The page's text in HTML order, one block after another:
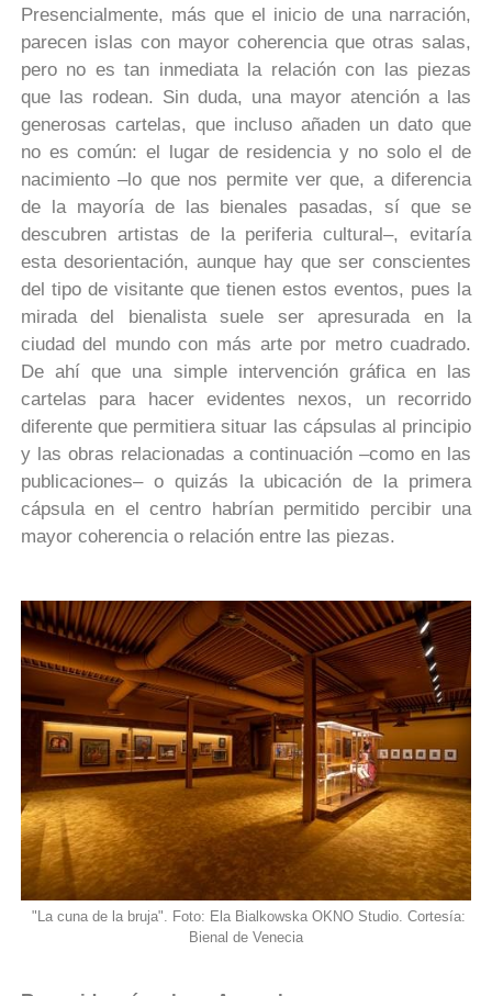
Presencialmente, más que el inicio de una narración,
parecen islas con mayor coherencia que otras salas,
pero no es tan inmediata la relación con las piezas
que las rodean. Sin duda, una mayor atención a las
generosas cartelas, que incluso añaden un dato que
no es común: el lugar de residencia y no solo el de
nacimiento –lo que nos permite ver que, a diferencia
de la mayoría de las bienales pasadas, sí que se
descubren artistas de la periferia cultural–, evitaría
esta desorientación, aunque hay que ser conscientes
del tipo de visitante que tienen estos eventos, pues la
mirada del bienalista suele ser apresurada en la
ciudad del mundo con más arte por metro cuadrado.
De ahí que una simple intervención gráfica en las
cartelas para hacer evidentes nexos, un recorrido
diferente que permitiera situar las cápsulas al principio
y las obras relacionadas a continuación –como en las
publicaciones– o quizás la ubicación de la primera
cápsula en el centro habrían permitido percibir una
mayor coherencia o relación entre las piezas.
"La cuna de la bruja". Foto: Ela Bialkowska OKNO Studio. Cortesía:
Bienal de Venecia